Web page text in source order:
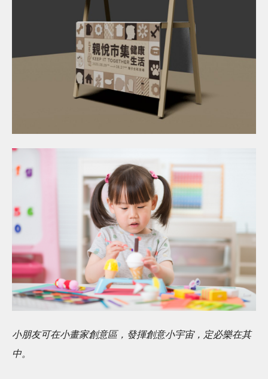
小朋友可在小畫家創意區，發揮創意小宇宙，定必樂在其
中。